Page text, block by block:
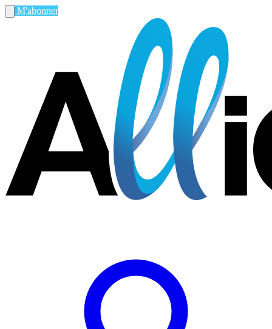
M'abonner